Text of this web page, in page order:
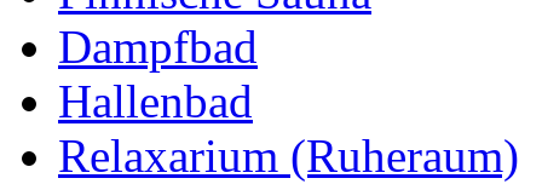
Dampfbad
Hallenbad
Relaxarium (Ruheraum)